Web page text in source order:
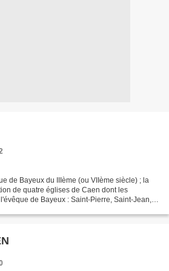
de Bayeux du IIIème (ou VIIème siècle) ; la
de quatre églises de Caen dont les
de Bayeux : Saint-Pierre, Saint-Jean,